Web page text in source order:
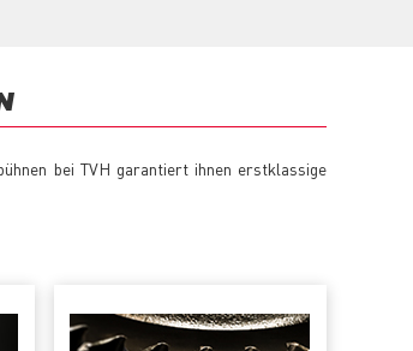
bei TVH garantiert ihnen erstklassige